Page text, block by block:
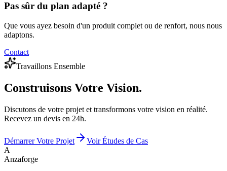
Pas sûr du plan adapté ?
Que vous ayez besoin d'un produit complet ou de renfort, nous nous
adaptons.
Contact
Travaillons Ensemble
Construisons Votre Vision.
Discutons de votre projet et transformons votre vision en réalité.
Recevez un devis en 24h.
Démarrer Votre Projet
Voir Études de Cas
A
Anzaforge